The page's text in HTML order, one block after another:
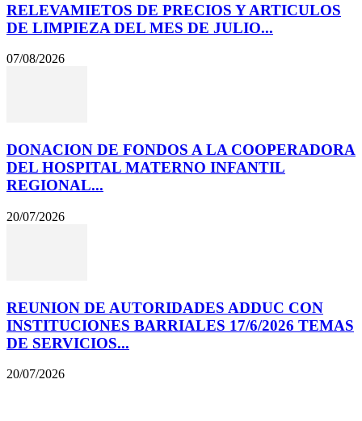
RELEVAMIETOS DE PRECIOS Y ARTICULOS
DE LIMPIEZA DEL MES DE JULIO...
07/08/2026
DONACION DE FONDOS A LA COOPERADORA
DEL HOSPITAL MATERNO INFANTIL
REGIONAL...
20/07/2026
REUNION DE AUTORIDADES ADDUC CON
INSTITUCIONES BARRIALES 17/6/2026 TEMAS
DE SERVICIOS...
20/07/2026